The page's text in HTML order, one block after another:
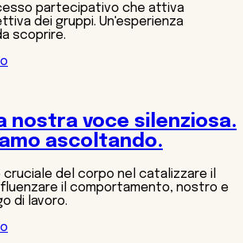
partecipativo che attiva
dei gruppi. Un'esperienza
scoprire.
nostra voce silenziosa.
ascoltando.
cruciale del corpo nel catalizzare il
il comportamento, nostro e
di lavoro.